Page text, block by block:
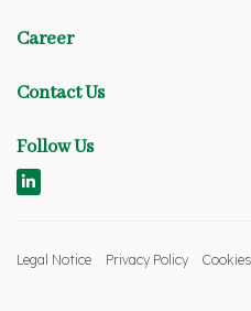
Career
Contact Us
Follow Us
Legal Notice Privacy Policy